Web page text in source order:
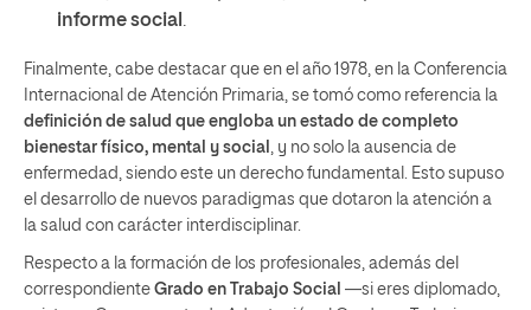
informe social .
Finalmente, cabe destacar que en el año 1978, en la Conferencia
Internacional de Atención Primaria, se tomó como referencia la
definición de salud que engloba un estado de completo
bienestar físico, mental y social , y no solo la ausencia de
enfermedad, siendo este un derecho fundamental. Esto supuso
el desarrollo de nuevos paradigmas que dotaron la atención a
la salud con carácter interdisciplinar.
Respecto a la formación de los profesionales, además del
correspondiente Grado en Trabajo Social —si eres diplomado,